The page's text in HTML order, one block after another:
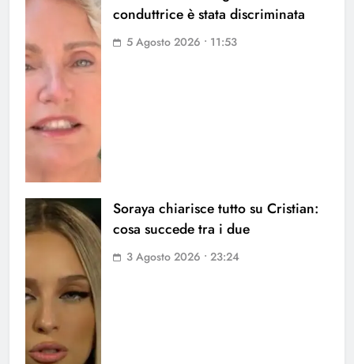
conduttrice è stata discriminata
5 Agosto 2026 • 11:53
Soraya chiarisce tutto su Cristian:
cosa succede tra i due
3 Agosto 2026 • 23:24